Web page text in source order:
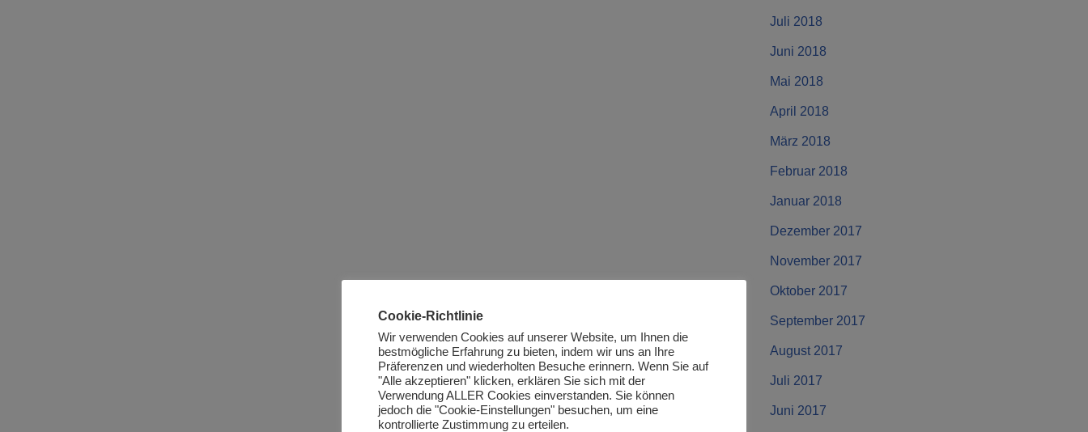
Juli 2018
Juni 2018
Mai 2018
April 2018
März 2018
Februar 2018
Januar 2018
Dezember 2017
November 2017
Oktober 2017
September 2017
August 2017
Juli 2017
Juni 2017
Cookie-Richtlinie
Wir verwenden Cookies auf unserer Website, um Ihnen die
bestmögliche Erfahrung zu bieten, indem wir uns an Ihre
Präferenzen und wiederholten Besuche erinnern. Wenn Sie auf
"Alle akzeptieren" klicken, erklären Sie sich mit der
Verwendung ALLER Cookies einverstanden. Sie können
jedoch die "Cookie-Einstellungen" besuchen, um eine
kontrollierte Zustimmung zu erteilen.